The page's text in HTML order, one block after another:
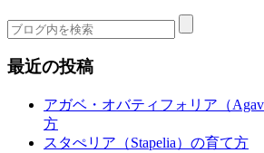
最近の投稿
アガベ・オバティフォリア（
方
スタぺリア（Stapelia）の育て方